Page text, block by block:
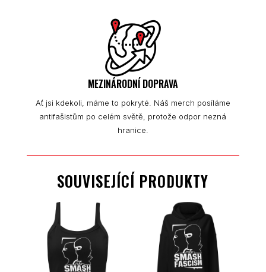
MEZINÁRODNÍ DOPRAVA
Ať jsi kdekoli, máme to pokryté. Náš merch posíláme
antifašistům po celém světě, protože odpor nezná
hranice.
SOUVISEJÍCÍ PRODUKTY